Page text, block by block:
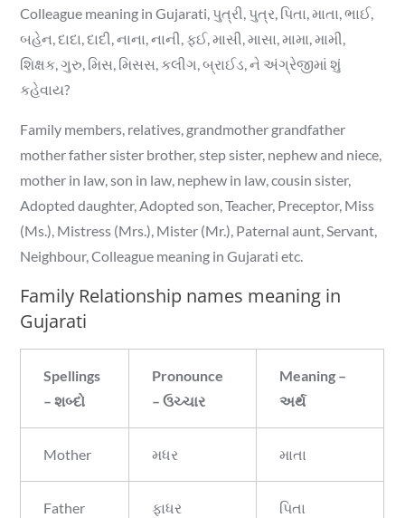
Colleague meaning in Gujarati, પુત્રી, પુત્ર, પિતા, માતા, ભાઈ,
બહેન, દાદા, દાદી, નાના, નાની, ફઈ, માસી, માસા, મામા, મામી,
શિક્ષક, ગુરુ, મિસ, મિસસ, કલીગ, બ્રાઈડ, ને અંગ્રેજીમાં શું
કહેવાય?
Family members, relatives, grandmother grandfather
mother father sister brother, step sister, nephew and niece,
mother in law, son in law, nephew in law, cousin sister,
Adopted daughter, Adopted son, Teacher, Preceptor, Miss
(Ms.), Mistress (Mrs.), Mister (Mr.), Paternal aunt, Servant,
Neighbour, Colleague meaning in Gujarati etc.
Family Relationship names meaning in
Gujarati
Spellings
– શબ્દો
Pronounce
– ઉચ્ચાર
Meaning –
અર્થ
Mother મધર માતા
Father ફાધર પિતા